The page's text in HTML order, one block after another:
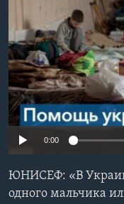
АМЕРИКА.
ПОДПИСКА НА
Learning English
СОЦИАЛЬНЫЕ СЕТИ
No media
0:00
ЮНИСЕФ: «В
одного мальчика